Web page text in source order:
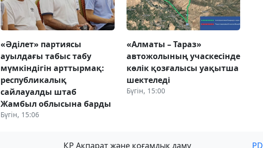
«Әділет» партиясы
ауылдағы табыс табу
мүмкіндігін арттырмақ:
республикалық
сайлауалды штаб
Жамбыл облысына барды
Бүгін, 15:06
«Алматы – Тараз»
автожолының учаскесінде
көлік қозғалысы уақытша
шектеледі
Бүгін, 15:00
ҚР Ақпарат және қоғамдық даму